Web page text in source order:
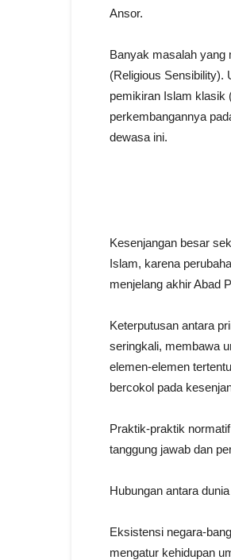
Ansor.
Banyak masalah yang
(Religious Sensibility).
pemikiran Islam
perkembangannya
dewasa ini.
Kesenjangan besar
Islam, karena
menjelang akhir Abad
Keterputusan antara
seringkali, membawa
elemen-elemen
bercokol pada
Praktik-praktik
tanggung jawab dan
Hubungan antara
Eksistensi negara-
mengatur kehidupan